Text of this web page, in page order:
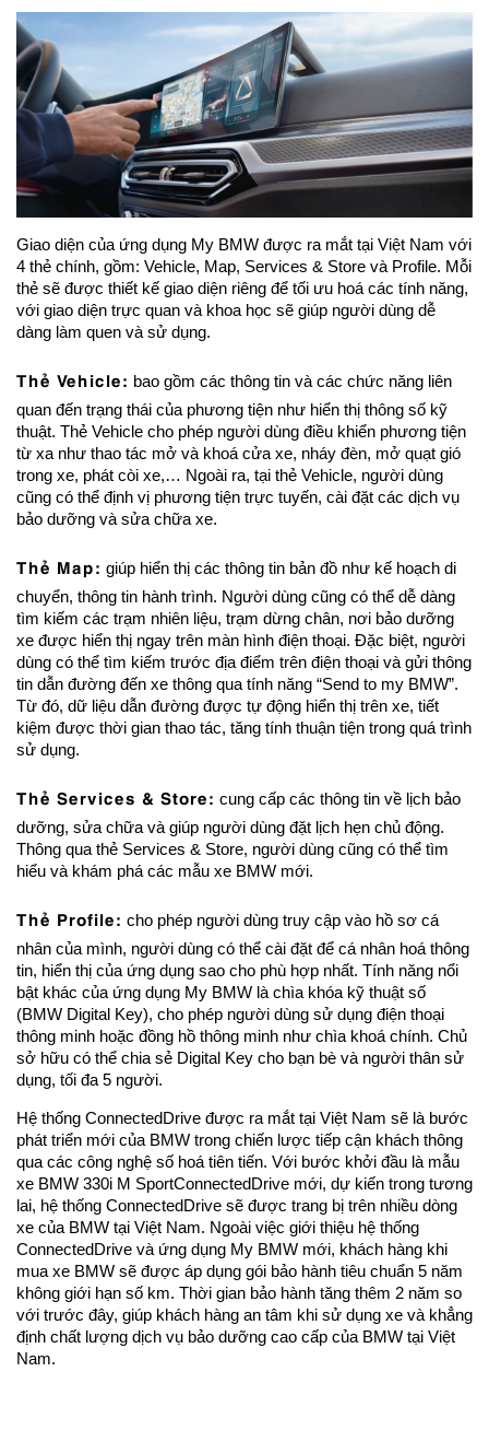
Giao diện của ứng dụng My BMW được ra mắt tại Việt Nam với
4 thẻ chính, gồm: Vehicle, Map, Services & Store và Profile. Mỗi
thẻ sẽ được thiết kế giao diện riêng để tối ưu hoá các tính năng,
với giao diện trực quan và khoa học sẽ giúp người dùng dễ
dàng làm quen và sử dụng.
Thẻ Vehicle: bao gồm các thông tin và các chức năng liên
quan đến trạng thái của phương tiện như hiển thị thông số kỹ
thuật. Thẻ Vehicle cho phép người dùng điều khiển phương tiện
từ xa như thao tác mở và khoá cửa xe, nháy đèn, mở quạt gió
trong xe, phát còi xe,… Ngoài ra, tại thẻ Vehicle, người dùng
cũng có thể định vị phương tiện trực tuyến, cài đặt các dịch vụ
bảo dưỡng và sửa chữa xe.
Thẻ Map: giúp hiển thị các thông tin bản đồ như kế hoạch di
chuyển, thông tin hành trình. Người dùng cũng có thể dễ dàng
tìm kiếm các trạm nhiên liệu, trạm dừng chân, nơi bảo dưỡng
xe được hiển thị ngay trên màn hình điện thoại. Đặc biệt, người
dùng có thể tìm kiếm trước địa điểm trên điện thoại và gửi thông
tin dẫn đường đến xe thông qua tính năng “Send to my BMW”.
Từ đó, dữ liệu dẫn đường được tự động hiển thị trên xe, tiết
kiệm được thời gian thao tác, tăng tính thuận tiện trong quá trình
sử dụng.
Thẻ Services & Store: cung cấp các thông tin về lịch bảo
dưỡng, sửa chữa và giúp người dùng đặt lịch hẹn chủ động.
Thông qua thẻ Services & Store, người dùng cũng có thể tìm
hiểu và khám phá các mẫu xe BMW mới.
Thẻ Profile: cho phép người dùng truy cập vào hồ sơ cá
nhân của mình, người dùng có thể cài đặt để cá nhân hoá thông
tin, hiển thị của ứng dụng sao cho phù hợp nhất. Tính năng nổi
bật khác của ứng dụng My BMW là chìa khóa kỹ thuật số
(BMW Digital Key), cho phép người dùng sử dụng điện thoại
thông minh hoặc đồng hồ thông minh như chìa khoá chính. Chủ
sở hữu có thể chia sẻ Digital Key cho bạn bè và người thân sử
dụng, tối đa 5 người.
Hệ thống ConnectedDrive được ra mắt tại Việt Nam sẽ là bước
phát triển mới của BMW trong chiến lược tiếp cận khách thông
qua các công nghệ số hoá tiên tiến. Với bước khởi đầu là mẫu
xe BMW 330i M SportConnectedDrive mới, dự kiến trong tương
lai, hệ thống ConnectedDrive sẽ được trang bị trên nhiều dòng
xe của BMW tại Việt Nam. Ngoài việc giới thiệu hệ thống
ConnectedDrive và ứng dụng My BMW mới, khách hàng khi
mua xe BMW sẽ được áp dụng gói bảo hành tiêu chuẩn 5 năm
không giới hạn số km. Thời gian bảo hành tăng thêm 2 năm so
với trước đây, giúp khách hàng an tâm khi sử dụng xe và khẳng
định chất lượng dịch vụ bảo dưỡng cao cấp của BMW tại Việt
Nam.